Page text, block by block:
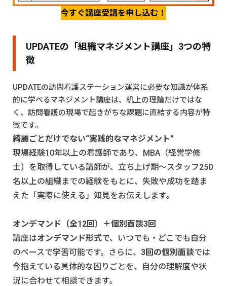
今すぐ講座受講を申し込む！
UPDATEの「組織マネジメント講座」3つの特
徴
UPDATEの訪問看護ステーション運営に必要な知識が体系
的に学べるマネジメント講座は、机上の理論だけではな
く、訪問看護の現場で起きがちな課題に直結する内容が特
徴です。
綺麗ごとだけでない“実践的なマネジメント”
現場経験10年以上の看護師であり、MBA（経営学修
士）を取得している講師が、立ち上げ期〜スタッフ250
名以上の組織までの経験をもとに、失敗や成功を踏ま
えた「実際に使える」知見をお伝えします。
オンデマンド（全12回）＋個別面談3回
講座はオンデマンド形式で、いつでも・どこでも自分
のペースで学習可能です。さらに、 3回の個別面談では
今抱えている具体的な困りごとを、自分の理解度や状
況に合わせて相談できます。